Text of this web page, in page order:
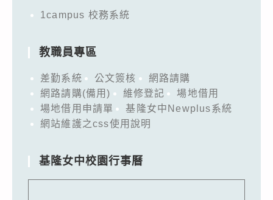
1campus 校務系統
教職員專區
差勤系統 公文簽核
網路請購
網路請購(備用)
維修登記
場地借用
場地借用申請單
基隆女中Newplus系統
網站維護之css使用說明
基隆女中校園行事曆